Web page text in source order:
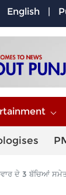
English |
ਦੇ 3 ਬੱਚਿਆਂ